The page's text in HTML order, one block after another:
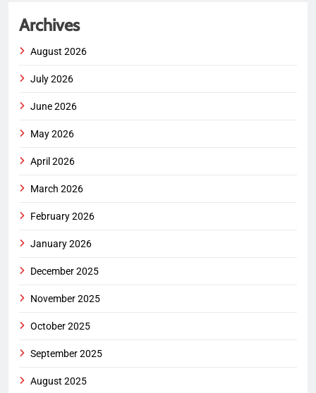
Archives
August 2026
July 2026
June 2026
May 2026
April 2026
March 2026
February 2026
January 2026
December 2025
November 2025
October 2025
September 2025
August 2025